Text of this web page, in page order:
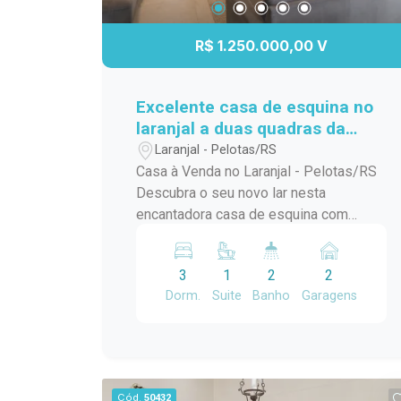
R$ 1.250.000,00 V
Excelente casa de esquina no
laranjal a duas quadras da
praiaLaranjal - Pelotas/RS
Casa à Venda no Laranjal - Pelotas/RS
Descubra o seu novo lar nesta
encantadora casa de esquina com
Maria da Fontoura, a apenas uma quadra
da beira da praia. Com 240 m² de área
construída, este sobrado é ideal para
todos os utensílios necessários e uma
3
Dorm.
1
Suite
2
Banho
2
Garagens
Cód. 50432